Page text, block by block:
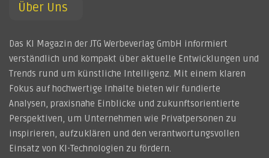
Über Uns
Das KI Magazin der JTG Werbeverlag GmbH informiert
verständlich und kompakt über aktuelle Entwicklungen und
Trends rund um künstliche Intelligenz. Mit einem klaren
Fokus auf hochwertige Inhalte bieten wir fundierte
Analysen, praxisnahe Einblicke und zukunftsorientierte
Perspektiven, um Unternehmen wie Privatpersonen zu
inspirieren, aufzuklären und den verantwortungsvollen
Einsatz von KI-Technologien zu fördern.